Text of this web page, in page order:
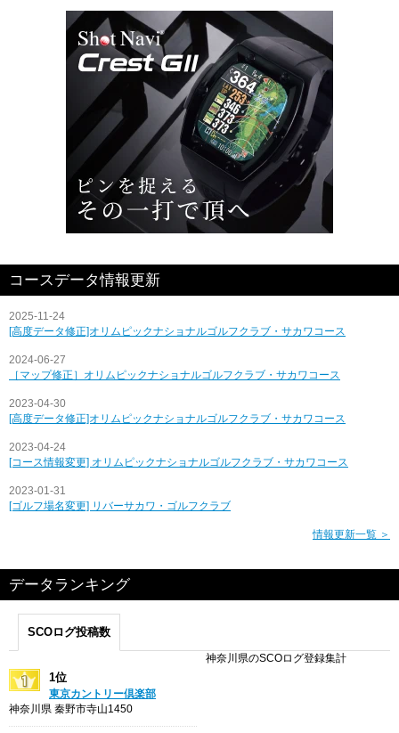
コースデータ情報更新
2025-11-24
[高度データ修正]オリムピックナショナルゴルフクラブ・サカワコース
2024-06-27
［マップ修正］オリムピックナショナルゴルフクラブ・サカワコース
2023-04-30
[高度データ修正]オリムピックナショナルゴルフクラブ・サカワコース
2023-04-24
[コース情報変更] オリムピックナショナルゴルフクラブ・サカワコース
2023-01-31
[ゴルフ場名変更] リバーサカワ・ゴルフクラブ
情報更新一覧 ＞
データランキング
SCOログ投稿数
神奈川県のSCOログ登録集計
1位
東京カントリー倶楽部
神奈川県 秦野市寺山1450